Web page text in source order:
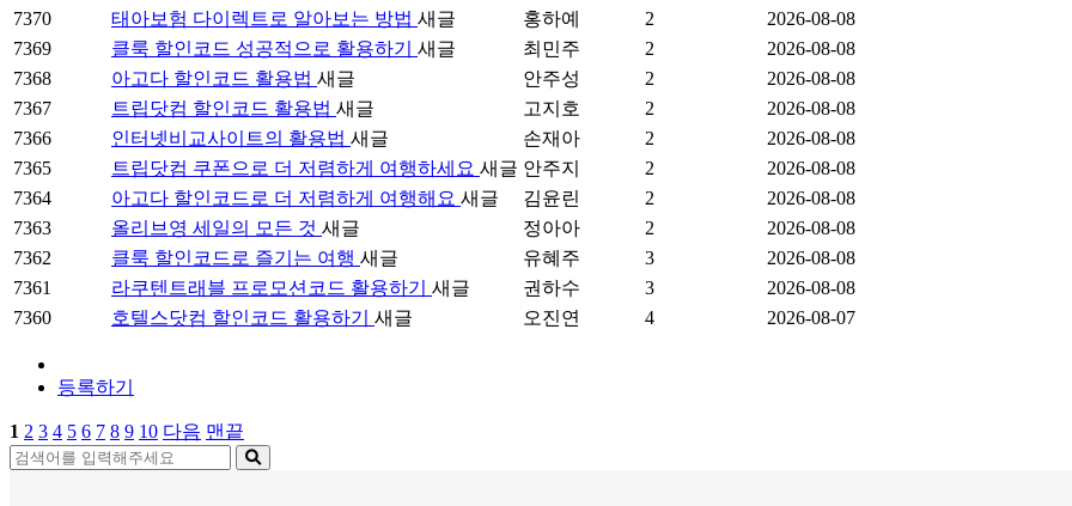
7370
태아보험 다이렉트로 알아보는 방법 새글 홍하예 2
2026-08-08
7369
클룩 할인코드 성공적으로 활용하기 새글 최민주 2
2026-08-08
7368
아고다 할인코드 활용법 새글 안주성 2
2026-08-08
7367
트립닷컴 할인코드 활용법 새글 고지호 2
2026-08-08
7366
인터넷비교사이트의 활용법 새글 손재아 2
2026-08-08
7365
트립닷컴 쿠폰으로 더 저렴하게 여행하세요 새글 안주지 2
2026-08-08
7364
아고다 할인코드로 더 저렴하게 여행해요 새글 김윤린 2
2026-08-08
7363
올리브영 세일의 모든 것 새글 정아아 2
2026-08-08
7362
클룩 할인코드로 즐기는 여행 새글 유혜주 3
2026-08-08
7361
라쿠텐트래블 프로모션코드 활용하기 새글 권하수 3
2026-08-08
7360
호텔스닷컴 할인코드 활용하기 새글 오진연 4 2026-08-07
등록하기
1 2 3 4 5 6 7 8 9 10 다음 맨끝